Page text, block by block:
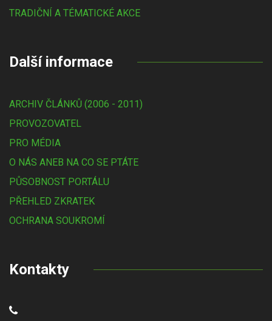
TRADIČNÍ A TÉMATICKÉ AKCE
Další informace
ARCHIV ČLÁNKŮ (2006 - 2011)
PROVOZOVATEL
PRO MÉDIA
O NÁS ANEB NA CO SE PTÁTE
PŮSOBNOST PORTÁLU
PŘEHLED ZKRATEK
OCHRANA SOUKROMÍ
Kontakty